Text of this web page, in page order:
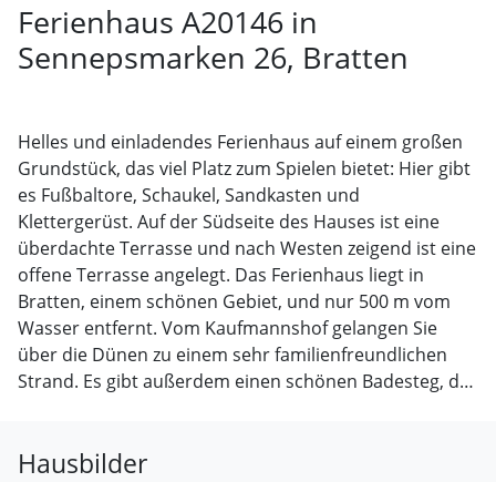
Ferienhaus A20146 in
Sennepsmarken 26, Bratten
Helles und einladendes Ferienhaus auf einem großen
Grundstück, das viel Platz zum Spielen bietet: Hier gibt
es Fußbaltore, Schaukel, Sandkasten und
Klettergerüst. Auf der Südseite des Hauses ist eine
überdachte Terrasse und nach Westen zeigend ist eine
offene Terrasse angelegt. Das Ferienhaus liegt in
Bratten, einem schönen Gebiet, und nur 500 m vom
Wasser entfernt. Vom Kaufmannshof gelangen Sie
über die Dünen zu einem sehr familienfreundlichen
Strand. Es gibt außerdem einen schönen Badesteg, der
Strand.
Hausbilder